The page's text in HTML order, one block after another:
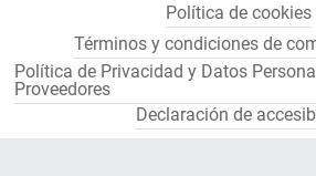
Política de cookies
Términos y condiciones de
Política de Privacidad y Datos
Proveedores
Declaración de